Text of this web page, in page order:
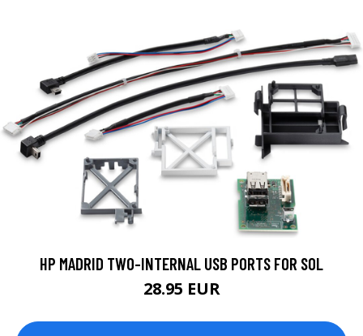
HP MADRID TWO-INTERNAL USB PORTS FOR SOL
28.95 EUR